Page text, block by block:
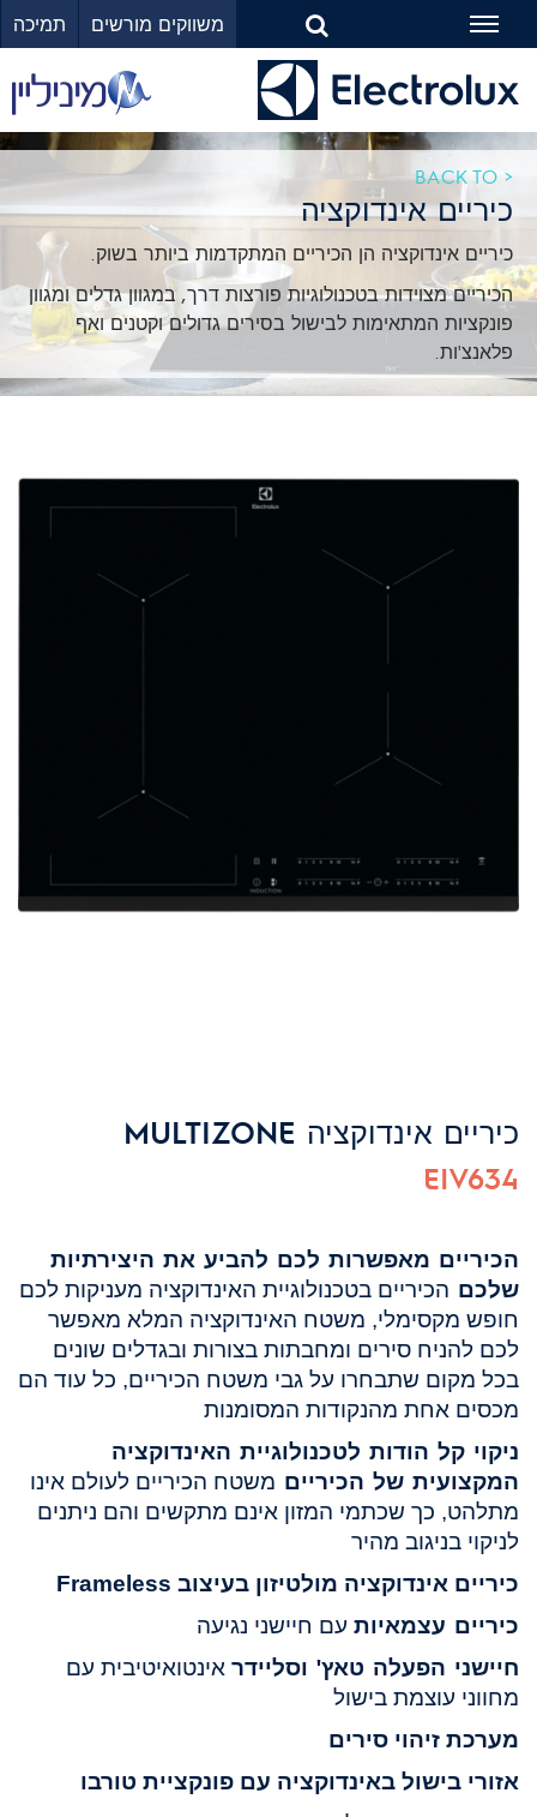
תמיכה משווקים מורשים
Toggle
navigation
< BACK TO
כיריים אינדוקציה
כיריים אינדוקציה הן הכיריים המתקדמות ביותר בשוק.
הכיריים מצוידות בטכנולוגיות פורצות דרך, במגוון גדלים ומגוון
פונקציות המתאימות לבישול בסירים גדולים וקטנים ואף
פלאנצ'ות.
כיריים אינדוקציה MULTIZONE
EIV634
הכיריים מאפשרות לכם להביע את היצירתיות
שלכם הכיריים בטכנולוגיית האינדוקציה מעניקות לכם
חופש מקסימלי, משטח האינדוקציה המלא מאפשר
לכם להניח סירים ומחבתות בצורות ובגדלים שונים
בכל מקום שתבחרו על גבי משטח הכיריים, כל עוד הם
מכסים אחת מהנקודות המסומנות
ניקוי קל הודות לטכנולוגיית האינדוקציה
המקצועית של הכיריים משטח הכיריים לעולם אינו
מתלהט, כך שכתמי המזון אינם מתקשים והם ניתנים
לניקוי בניגוב מהיר
כיריים אינדוקציה מולטיזון בעיצוב Frameless
כיריים עצמאיות עם חיישני נגיעה
חיישני הפעלה טאץ' וסליידר אינטואיטיבית עם
מחווני עוצמת בישול
מערכת זיהוי סירים
אזורי בישול באינדוקציה עם פונקציית טורבו